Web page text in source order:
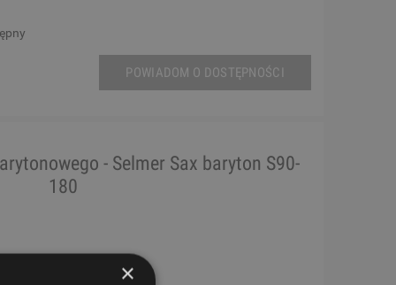
POWIADOM O DOSTĘPNOŚCI
- Selmer Sax baryton S90-
180
×